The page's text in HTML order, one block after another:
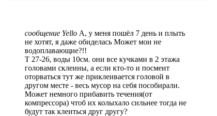
сообщение Yello А, у меня пошёл 7 день и плыть
не хотят, я даже обиделась Может мои не
водоплавающие?!!
T 27-26, воды 10см. они все кучками в 2 этажа
головами склеины, а если кто-то и посмеит
оторваться тут же приклеивается головой в
другом месте - весь мусор на себя пособирали.
Может немного прибавить течения(от
компрессора) чтоб их колыхало сильнее тогда не
будут так клеиться друг другу?